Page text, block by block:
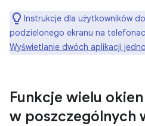
Instrukcje dla użytkowników
podzielonego ekranu na
Wyświetlanie dwóch aplikacji
Funkcje wielu okien
w poszczególnych